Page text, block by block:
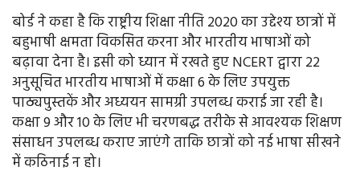
बोर्ड ने कहा है कि राष्ट्रीय शिक्षा नीति 2020 का उद्देश्य छात्रों में
बहुभाषी क्षमता विकसित करना और भारतीय भाषाओं को
बढ़ावा देना है। इसी को ध्यान में रखते हुए NCERT द्वारा 22
अनुसूचित भारतीय भाषाओं में कक्षा 6 के लिए उपयुक्त
पाठ्यपुस्तकें और अध्ययन सामग्री उपलब्ध कराई जा रही है।
कक्षा 9 और 10 के लिए भी चरणबद्ध तरीके से आवश्यक शिक्षण
संसाधन उपलब्ध कराए जाएंगे ताकि छात्रों को नई भाषा सीखने
में कठिनाई न हो।